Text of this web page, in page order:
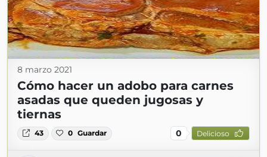
8 marzo 2021
Cómo hacer un adobo para carnes
asadas que queden jugosas y
tiernas
43 0 Guardar 0 Delicioso